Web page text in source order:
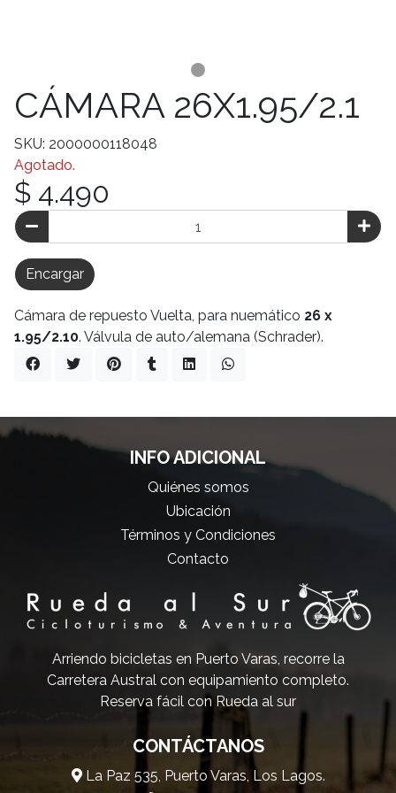
CÁMARA 26X1.95/2.1
SKU: 2000000118048
Agotado.
$ 4.490
Encargar
Cámara de repuesto Vuelta, para nuemático 26 x
1.95/2.10. Válvula de auto/alemana (Schrader).
INFO ADICIONAL
Quiénes somos
Ubicación
Términos y Condiciones
Contacto
Arriendo bicicletas en Puerto Varas, recorre la
Carretera Austral con equipamiento completo.
Reserva fácil con Rueda al sur
CONTÁCTANOS
La Paz 535, Puerto Varas, Los Lagos.